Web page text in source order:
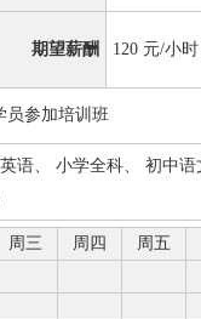
期望薪酬 120 元/小时
员参加培训班
语、 小学全科、 初中
周三 周四 周五